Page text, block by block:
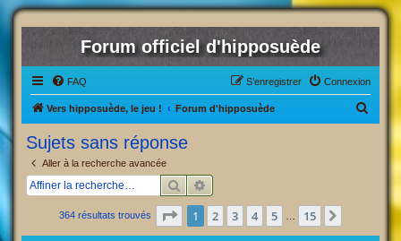
Forum officiel d'hipposuède
FAQ Connexion
S’enregistrer
Vers hipposuède, le jeu ! Forum d'hipposuède
c
Sujets sans réponse
Aller à la recherche avancée
Rechercher
364 résultats trouvés Page 1sur15
1 2 3 4 5 15